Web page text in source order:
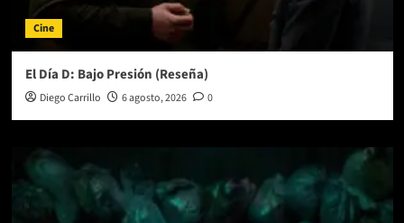
Cine
El Día D: Bajo Presión (Reseña)
Diego Carrillo 6 agosto, 2026 0